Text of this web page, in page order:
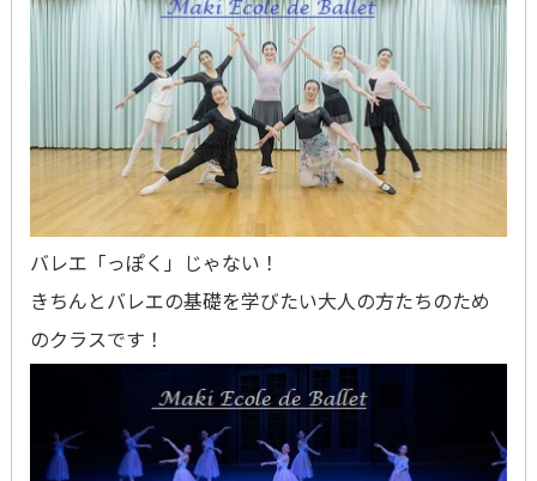
バレエ「っぽく」じゃない！
きちんとバレエの基礎を学びたい大人の方たちのため
のクラスです！